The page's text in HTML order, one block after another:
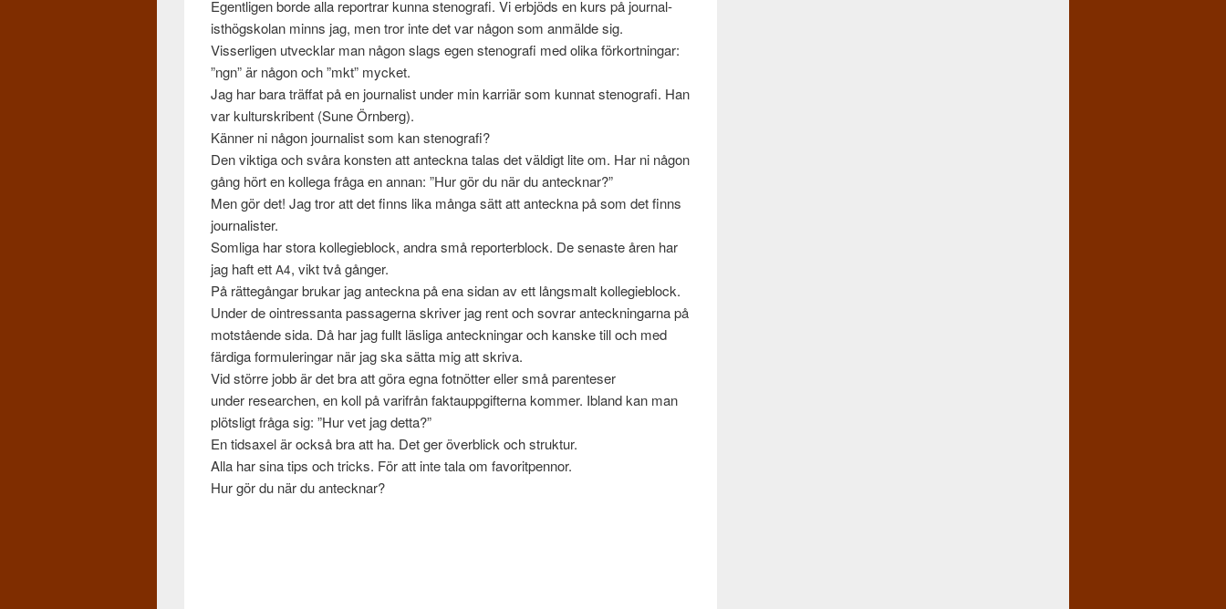
Egentli­gen borde alla repor­trar kunna stenografi. Vi erb­jöds en kurs på jour­nal­
isthögskolan minns jag, men tror inte det var någon som anmälde sig.
Vis­serli­gen utveck­lar man någon slags egen stenografi med olika förko­rt­ningar:
”ngn” är någon och ”mkt” mycket.
Jag har bara träf­fat på en jour­nal­ist under min kar­riär som kun­nat stenografi. Han
var kul­turskribent (Sune Örn­berg).
Kän­ner ni någon jour­nal­ist som kan stenografi?
Den vik­tiga och svåra kon­sten att anteckna talas det väldigt lite om. Har ni någon
gång hört en kol­lega fråga en annan: ”Hur gör du när du anteck­nar?”
Men gör det! Jag tror att det finns lika många sätt att anteckna på som det finns
jour­nal­is­ter.
Som­liga har stora kol­legieblock, andra små reporterblock. De senaste åren har
jag haft ettA4, vikt två gånger.
På rät­tegån­gar brukar jag anteckna på ena sidan av ett långs­malt kol­legieblock.
Under de oin­tres­santa pas­sagerna skriver jag rent och sovrar anteck­ningarna på
mot­stående sida. Då har jag fullt läs­liga anteck­ningar och kanske till och med
färdiga for­mu­leringar när jag ska sätta mig att skriva.
Vid större jobb är det bra att göra egna fot­nöt­ter eller små par­enteser
under researchen, en koll på var­ifrån fak­tauppgifterna kom­mer. Ibland kan man
plöt­sligt fråga sig: ”Hur vet jag detta?”
En tid­saxel är också bra att ha. Det ger överblick och struk­tur.
Alla har sina tips och tricks. För att inte tala om favorit­pen­nor.
Hur gör du när du antecknar?